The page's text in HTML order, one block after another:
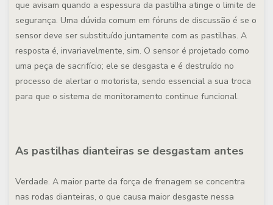
que avisam quando a espessura da pastilha atinge o limite de
segurança. Uma dúvida comum em fóruns de discussão é se o
sensor deve ser substituído juntamente com as pastilhas. A
resposta é, invariavelmente, sim. O sensor é projetado como
uma peça de sacrifício; ele se desgasta e é destruído no
processo de alertar o motorista, sendo essencial a sua troca
para que o sistema de monitoramento continue funcional.
As pastilhas dianteiras se desgastam antes
Verdade. A maior parte da força de frenagem se concentra
nas rodas dianteiras, o que causa maior desgaste nessa